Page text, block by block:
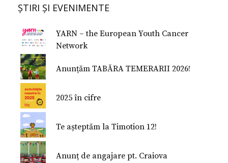
Formularul E 112
Donează
Conferinţe Medicale
Studiu Temerarii
Nu Mi-e Frică!
ȘTIRI ȘI EVENIMENTE
YARN – the European Youth Cancer
Network
Anunțăm TABĂRA TEMERARII 2026!
2025 în cifre
Te așteptăm la Timotion 12!
Anunț de angajare pt. Craiova